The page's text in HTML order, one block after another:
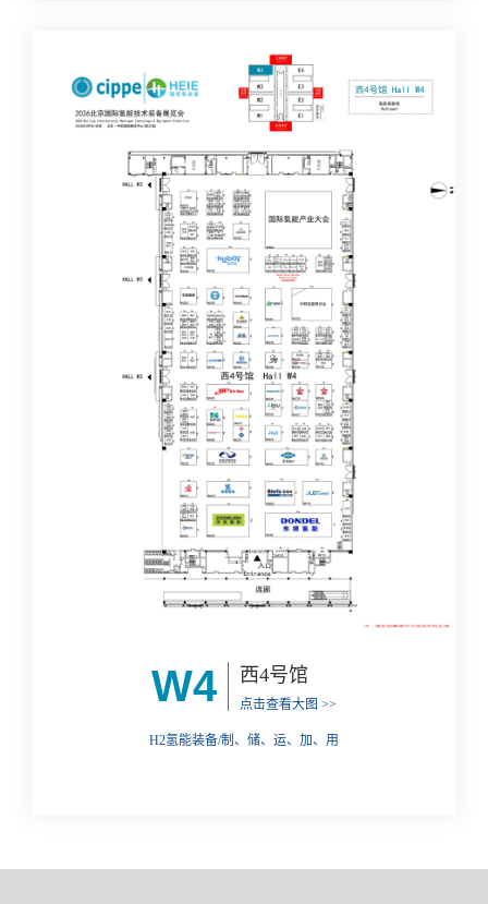
W4 西4号馆
点击查看大图 >>
H2氢能装备/制、储、运、加、用